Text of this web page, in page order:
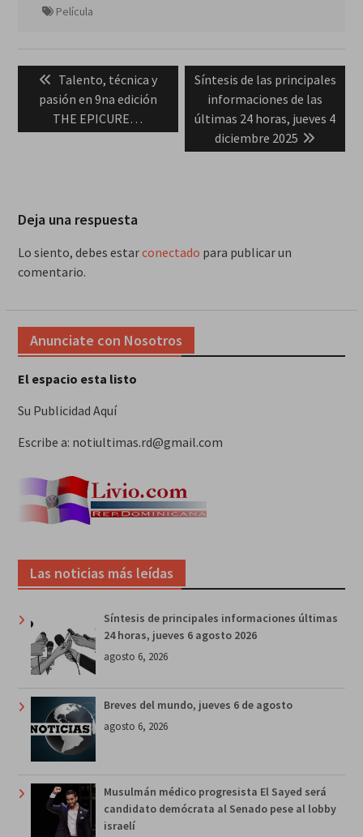
Película
Navegación
entradas
Previous
post:
Talento, técnica y
pasión en 9na edición
THE EPICURE…
Next
post:
Síntesis de las principales
informaciones de las
últimas 24 horas, jueves 4
diciembre 2025
Deja una respuesta
Lo siento, debes estarconectado para publicar un
comentario.
Anunciate con Nosotros
El espacio esta listo
Su Publicidad Aquí
Escribe a: notiultimas.rd@gmail.com
Las noticias más leídas
Síntesis de principales informaciones últimas
24 horas, jueves 6 agosto 2026
agosto 6, 2026
Breves del mundo, jueves 6 de agosto
agosto 6, 2026
Musulmán médico progresista El Sayed será
candidato demócrata al Senado pese al lobby
israelí